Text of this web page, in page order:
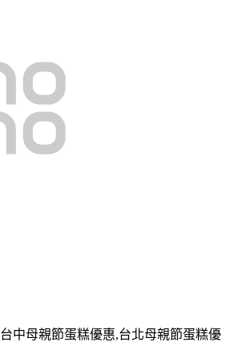
台中母親節蛋糕優惠,台北母親節蛋糕優